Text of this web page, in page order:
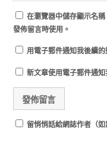
在瀏覽器中儲存顯示名
發佈留言時使用。
用電子郵件通知我後續的
新文章使用電子郵件通知
留悄悄話給網誌作者（